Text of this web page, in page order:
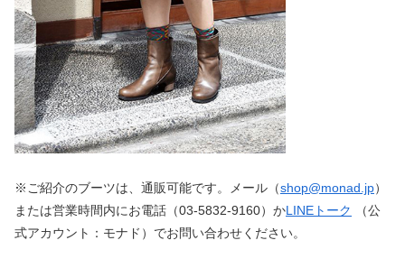
※ご紹介のブーツは、通販可能です。メール（shop@monad.jp）
または営業時間内にお電話（03-5832-9160）かLINEトーク
（公
式アカウント：モナド）でお問い合わせください。